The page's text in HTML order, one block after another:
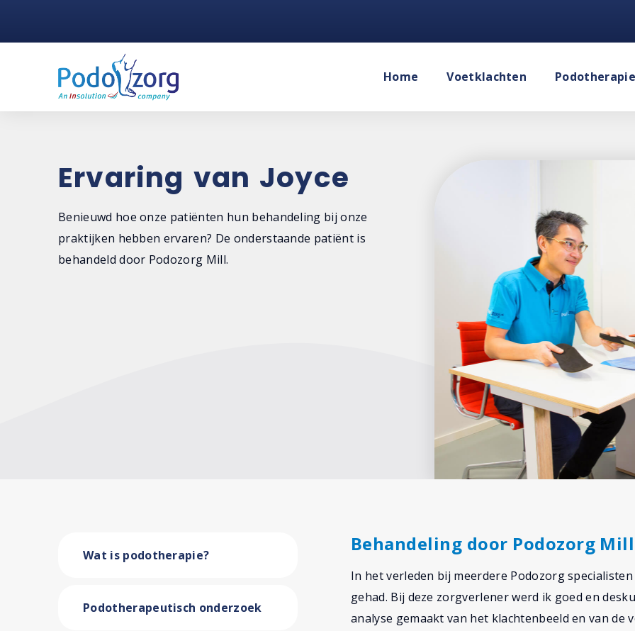
Home Voetklachten Podotherapie
Ervaring van Joyce
Benieuwd hoe onze patiënten hun behandeling bij onze
praktijken hebben ervaren? De onderstaande patiënt is
behandeld door Podozorg Mill.
Wat is podotherapie?
Podotherapeutisch onderzoek
Behandeling door Podozorg Mill
In het verleden bij meerdere Podozorg
gehad. Bij deze zorgverlener werd ik goed en
analyse gemaakt van het klachtenbeeld en van de